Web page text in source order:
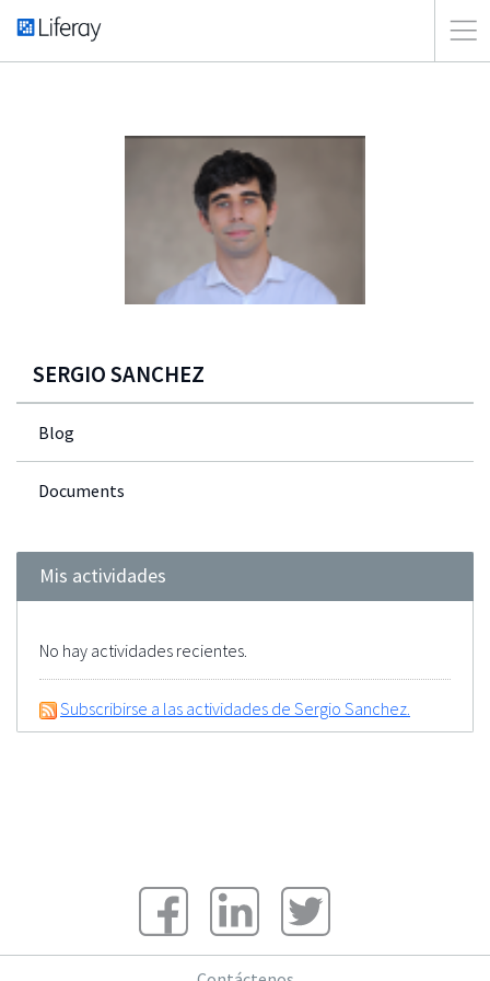
SERGIO SANCHEZ
Blog
Documents
Mis actividades
No hay actividades recientes.
Subscribirse a las actividades de Sergio Sanchez.